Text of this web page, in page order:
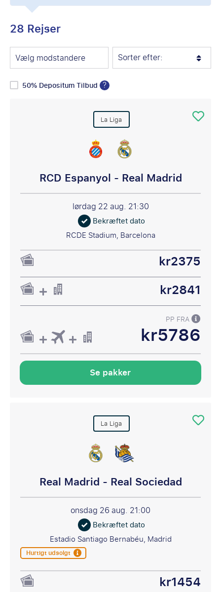
28 Rejser
Vælg modstandere Sorter efter:
50% Depositum Tilbud ?
La Liga
RCD Espanyol - Real Madrid
lørdag 22 aug. 21:30
Bekræftet dato
RCDE Stadium, Barcelona
kr2375
kr2841
PP FRA
kr5786
Se pakker
La Liga
Real Madrid - Real Sociedad
onsdag 26 aug. 21:00
Bekræftet dato
Estadio Santiago Bernabéu, Madrid
Hurtigt udsolgt
kr1454